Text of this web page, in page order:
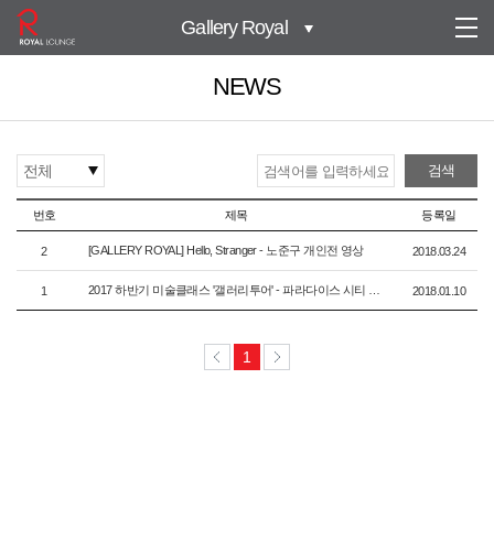
Gallery Royal
NEWS
전체 검색
번호 제목 등록일
2 [GALLERY ROYAL] Hello, Stranger - 노준구 개인전 영상 2018.03.24
1 2018.01.10
1